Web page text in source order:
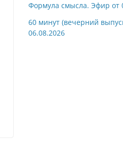
Формула смысла. Эфир от
60 минут (вечерний
06.08.2026